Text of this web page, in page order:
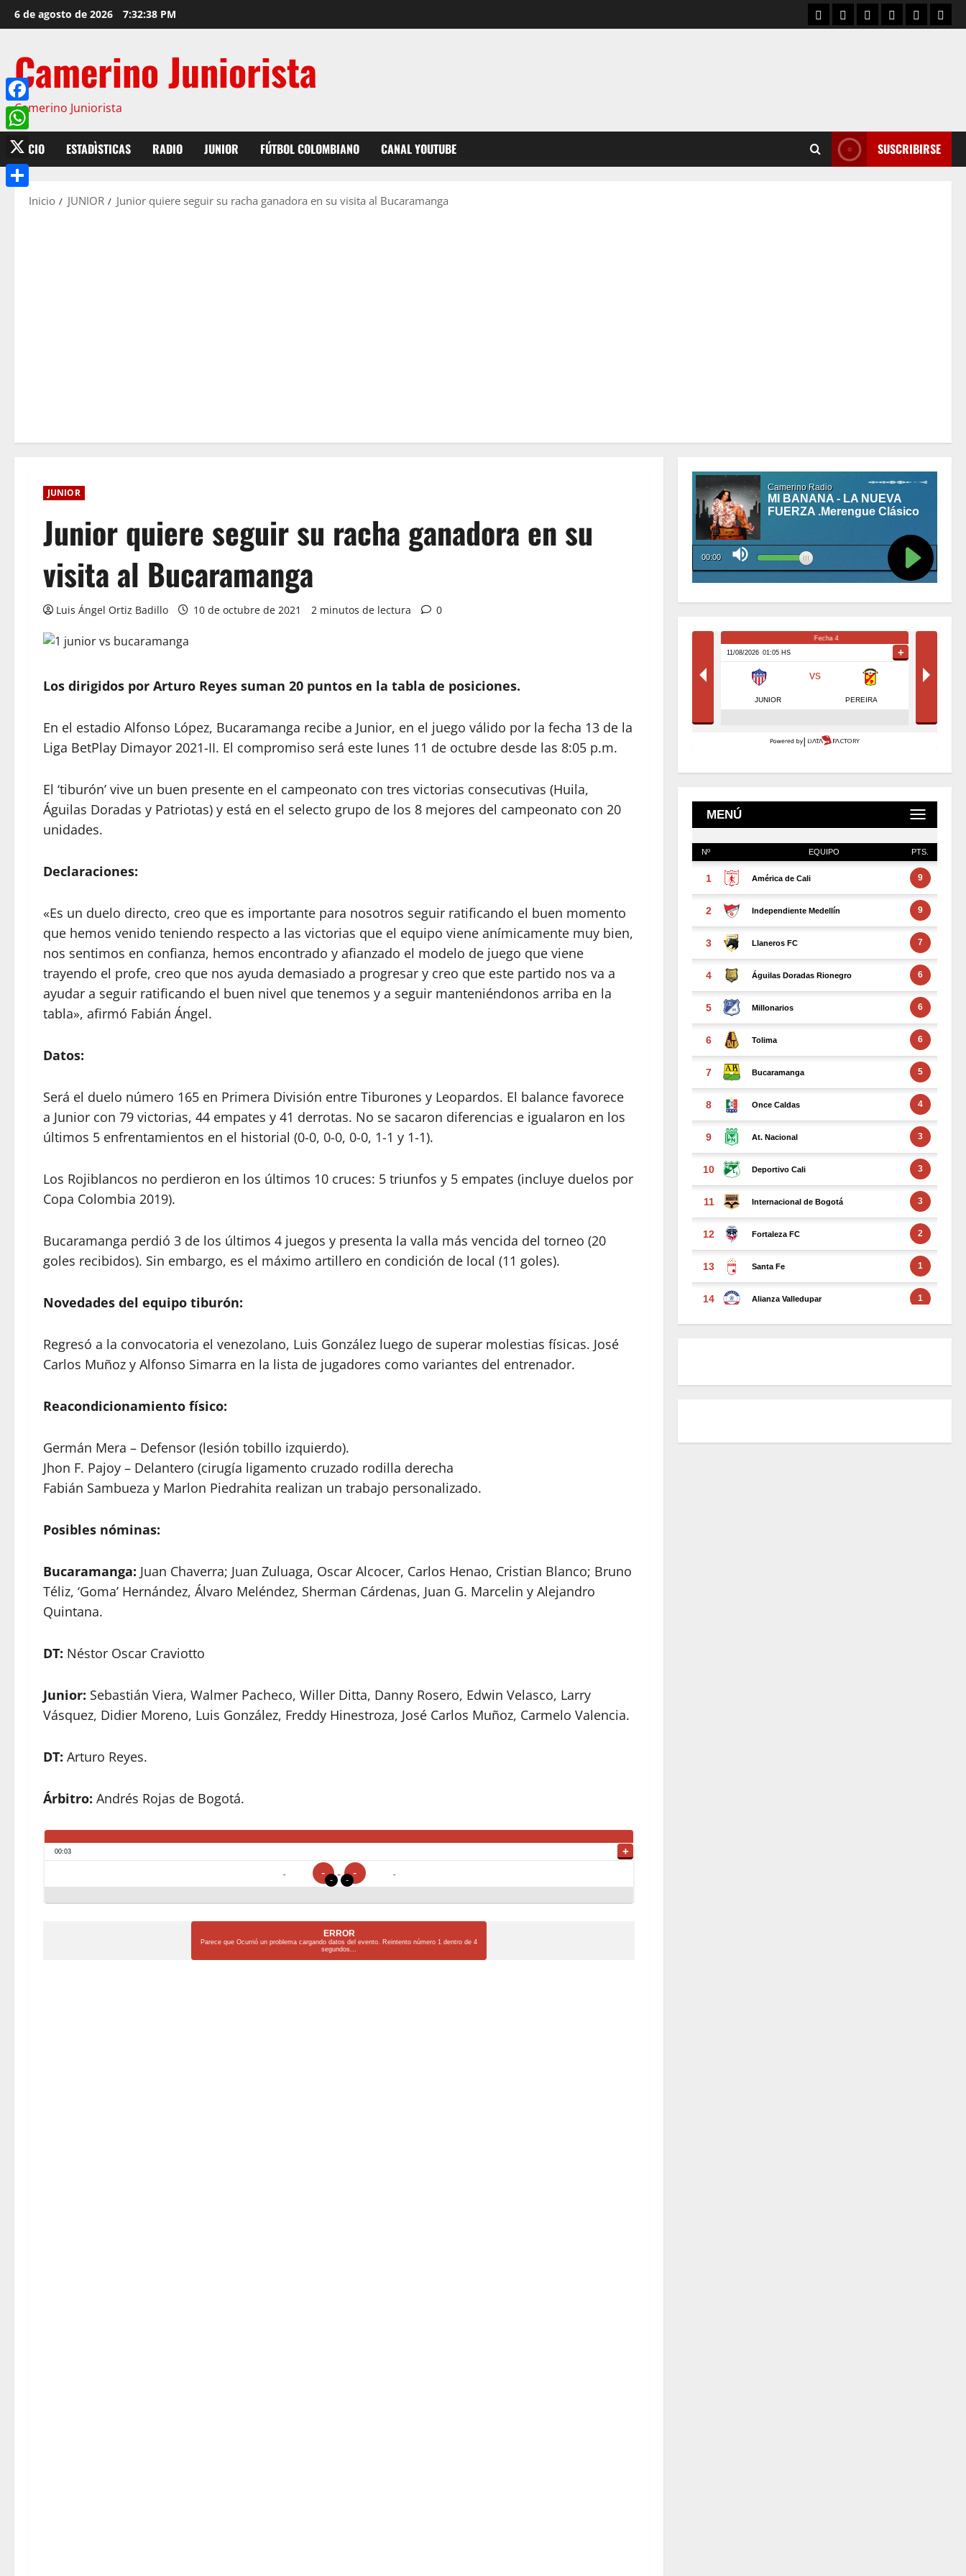
6 de agosto de 2026 7:32:39 PM
Camerino Juniorista
Camerino Juniorista
INICIO ESTADÌSTICAS RADIO JUNIOR FÚTBOL COLOMBIANO CANAL YOUTUBE SUSCRIBIRSE
Inicio JUNIOR Junior quiere seguir su racha ganadora en su visita al Bucaramanga
JUNIOR
Junior quiere seguir su racha ganadora en su
visita al Bucaramanga
Luis Ángel Ortiz Badillo 10 de octubre de 2021 2 minutos de lectura 0
Los dirigidos por Arturo Reyes suman 20 puntos en la tabla de posiciones.
En el estadio Alfonso López, Bucaramanga recibe a Junior, en el juego válido por la fecha 13 de la
Liga BetPlay Dimayor 2021-II. El compromiso será este lunes 11 de octubre desde las 8:05 p.m.
El ‘tiburón’ vive un buen presente en el campeonato con tres victorias consecutivas (Huila,
Águilas Doradas y Patriotas) y está en el selecto grupo de los 8 mejores del campeonato con 20
unidades.
Declaraciones:
«Es un duelo directo, creo que es importante para nosotros seguir ratificando el buen momento
que hemos venido teniendo respecto a las victorias que el equipo viene anímicamente muy bien,
nos sentimos en confianza, hemos encontrado y afianzado el modelo de juego que viene
trayendo el profe, creo que nos ayuda demasiado a progresar y creo que este partido nos va a
ayudar a seguir ratificando el buen nivel que tenemos y a seguir manteniéndonos arriba en la
tabla», afirmó Fabián Ángel.
Datos:
Será el duelo número 165 en Primera División entre Tiburones y Leopardos. El balance favorece
a Junior con 79 victorias, 44 empates y 41 derrotas. No se sacaron diferencias e igualaron en los
últimos 5 enfrentamientos en el historial (0-0, 0-0, 0-0, 1-1 y 1-1).
Los Rojiblancos no perdieron en los últimos 10 cruces: 5 triunfos y 5 empates (incluye duelos por
Copa Colombia 2019).
Bucaramanga perdió 3 de los últimos 4 juegos y presenta la valla más vencida del torneo (20
goles recibidos). Sin embargo, es el máximo artillero en condición de local (11 goles).
Novedades del equipo tiburón:
Regresó a la convocatoria el venezolano, Luis González luego de superar molestias físicas. José
Carlos Muñoz y Alfonso Simarra en la lista de jugadores como variantes del entrenador.
Reacondicionamiento físico:
Germán Mera – Defensor (lesión tobillo izquierdo).
Jhon F. Pajoy – Delantero (cirugía ligamento cruzado rodilla derecha
Fabián Sambueza y Marlon Piedrahita realizan un trabajo personalizado.
Posibles nóminas:
Bucaramanga: Juan Chaverra; Juan Zuluaga, Oscar Alcocer, Carlos Henao, Cristian Blanco; Bruno
Téliz, ‘Goma’ Hernández, Álvaro Meléndez, Sherman Cárdenas, Juan G. Marcelin y Alejandro
Quintana.
DT: Néstor Oscar Craviotto
Junior: Sebastián Viera, Walmer Pacheco, Willer Ditta, Danny Rosero, Edwin Velasco, Larry
Vásquez, Didier Moreno, Luis González, Freddy Hinestroza, José Carlos Muñoz, Carmelo Valencia.
DT: Arturo Reyes.
Árbitro: Andrés Rojas de Bogotá.
Facebook
WhatsApp
X
Compartir